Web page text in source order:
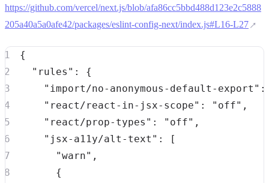
https://github.com/vercel/next.js/blob/afa86cc5bbd488d123e2c5888
205a40a5a0afe42/packages/eslint-config-next/index.js#L16-L27
{
"rules" :
{
"import/no-anonymous-default-export" :
"react/react-in-jsx-scope" : "off" ,
"react/prop-types" : "off" ,
"jsx-a11y/alt-text" :
[
"warn" ,
{